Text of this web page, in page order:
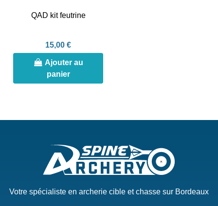
QAD kit feutrine
15,00 €
Ajouter au
panier
Votre spécialiste en archerie cible et chasse sur Bordeaux